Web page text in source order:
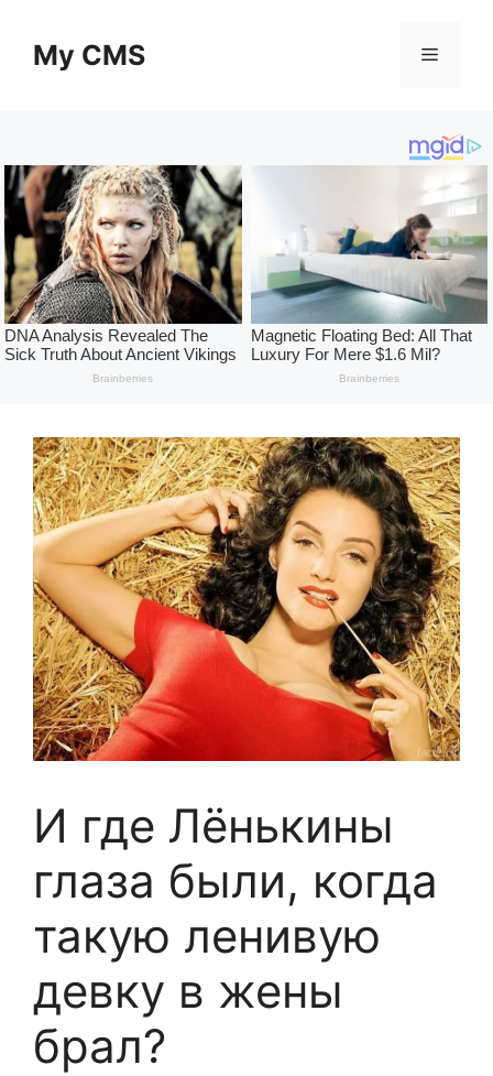
contentMy CMS Menu
И где Лёнькины
глаза были, когда
такую ленивую
девку в жены
брал?